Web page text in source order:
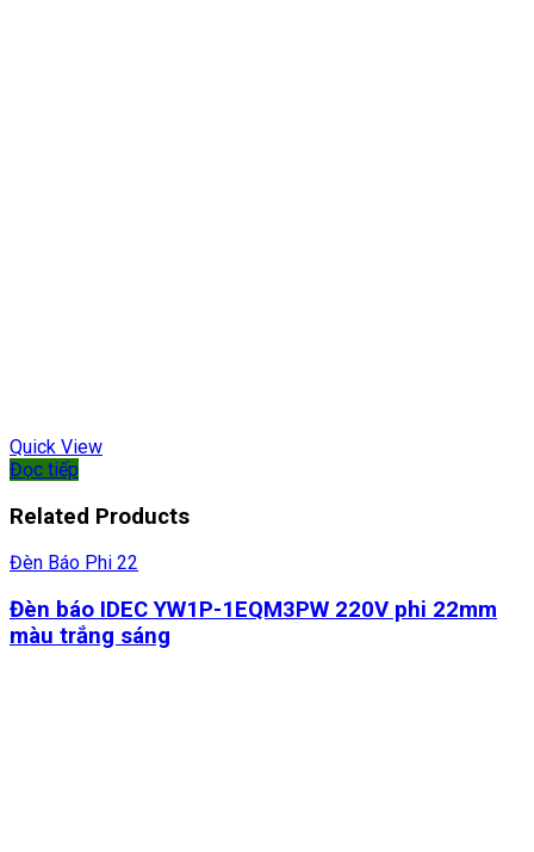
Quick View
Đọc tiếp
Related Products
Đèn Báo Phi 22
Đèn báo IDEC YW1P-1EQM3PW 220V phi 22mm
màu trắng sáng